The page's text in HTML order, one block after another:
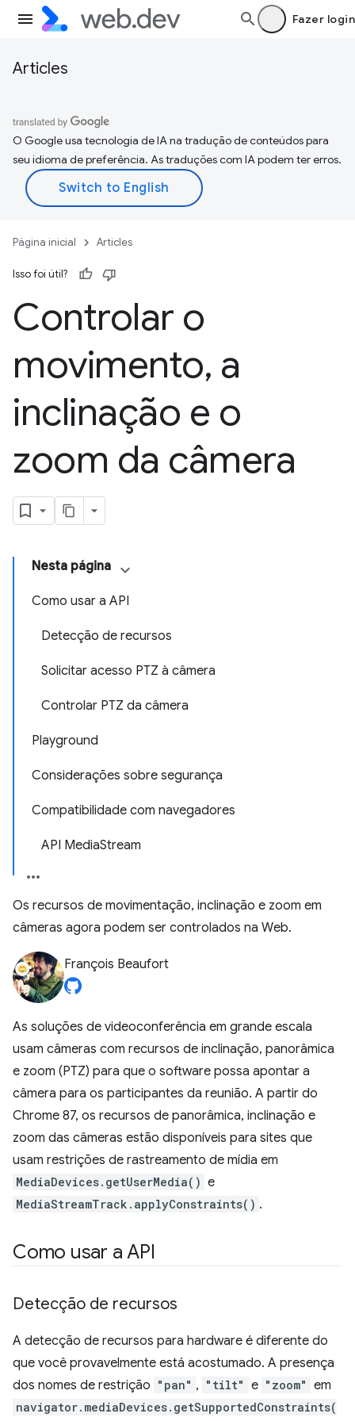
Fazer login
Articles
O Google usa tecnologia de IA na tradução de conteúdos para
seu idioma de preferência. As traduções com IA podem ter erros.
Página inicial Articles
Isso foi útil?
Controlar o
movimento, a
inclinação e o
zoom da câmera
Nesta página
Como usar a API
Detecção de recursos
Solicitar acesso PTZ à câmera
Controlar PTZ da câmera
Playground
Considerações sobre segurança
Compatibilidade com navegadores
API MediaStream
Os recursos de movimentação, inclinação e zoom em
câmeras agora podem ser controlados na Web.
François Beaufort
As soluções de videoconferência em grande escala
usam câmeras com recursos de inclinação, panorâmica
e zoom (PTZ) para que o software possa apontar a
câmera para os participantes da reunião. A partir do
Chrome 87, os recursos de panorâmica, inclinação e
zoom das câmeras estão disponíveis para sites que
usam restrições de rastreamento de mídia em
MediaDevices.getUserMedia() e
MediaStreamTrack.applyConstraints() .
Como usar a API
Detecção de recursos
A detecção de recursos para hardware é diferente do
que você provavelmente está acostumado. A presença
dos nomes de restrição "pan" , "tilt" e "zoom" em
navigator.mediaDevices.getSupportedConstraints(